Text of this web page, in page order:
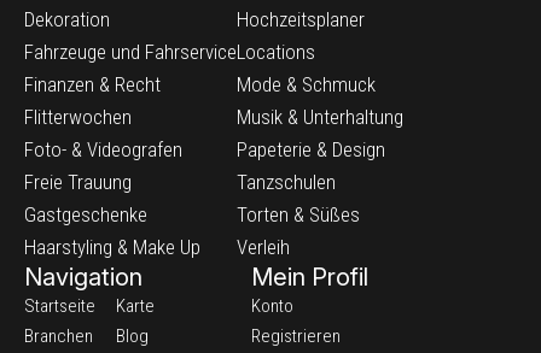
Dekoration
Fahrzeuge und Fahrservice
Finanzen & Recht
Flitterwochen
Foto- & Videografen
Freie Trauung
Gastgeschenke
Haarstyling & Make Up
Hochzeitsplaner
Locations
Mode & Schmuck
Musik & Unterhaltung
Papeterie & Design
Tanzschulen
Torten & Süßes
Verleih
Navigation
Startseite
Branchen
Karte
Blog
Mein Profil
Konto
Registrieren